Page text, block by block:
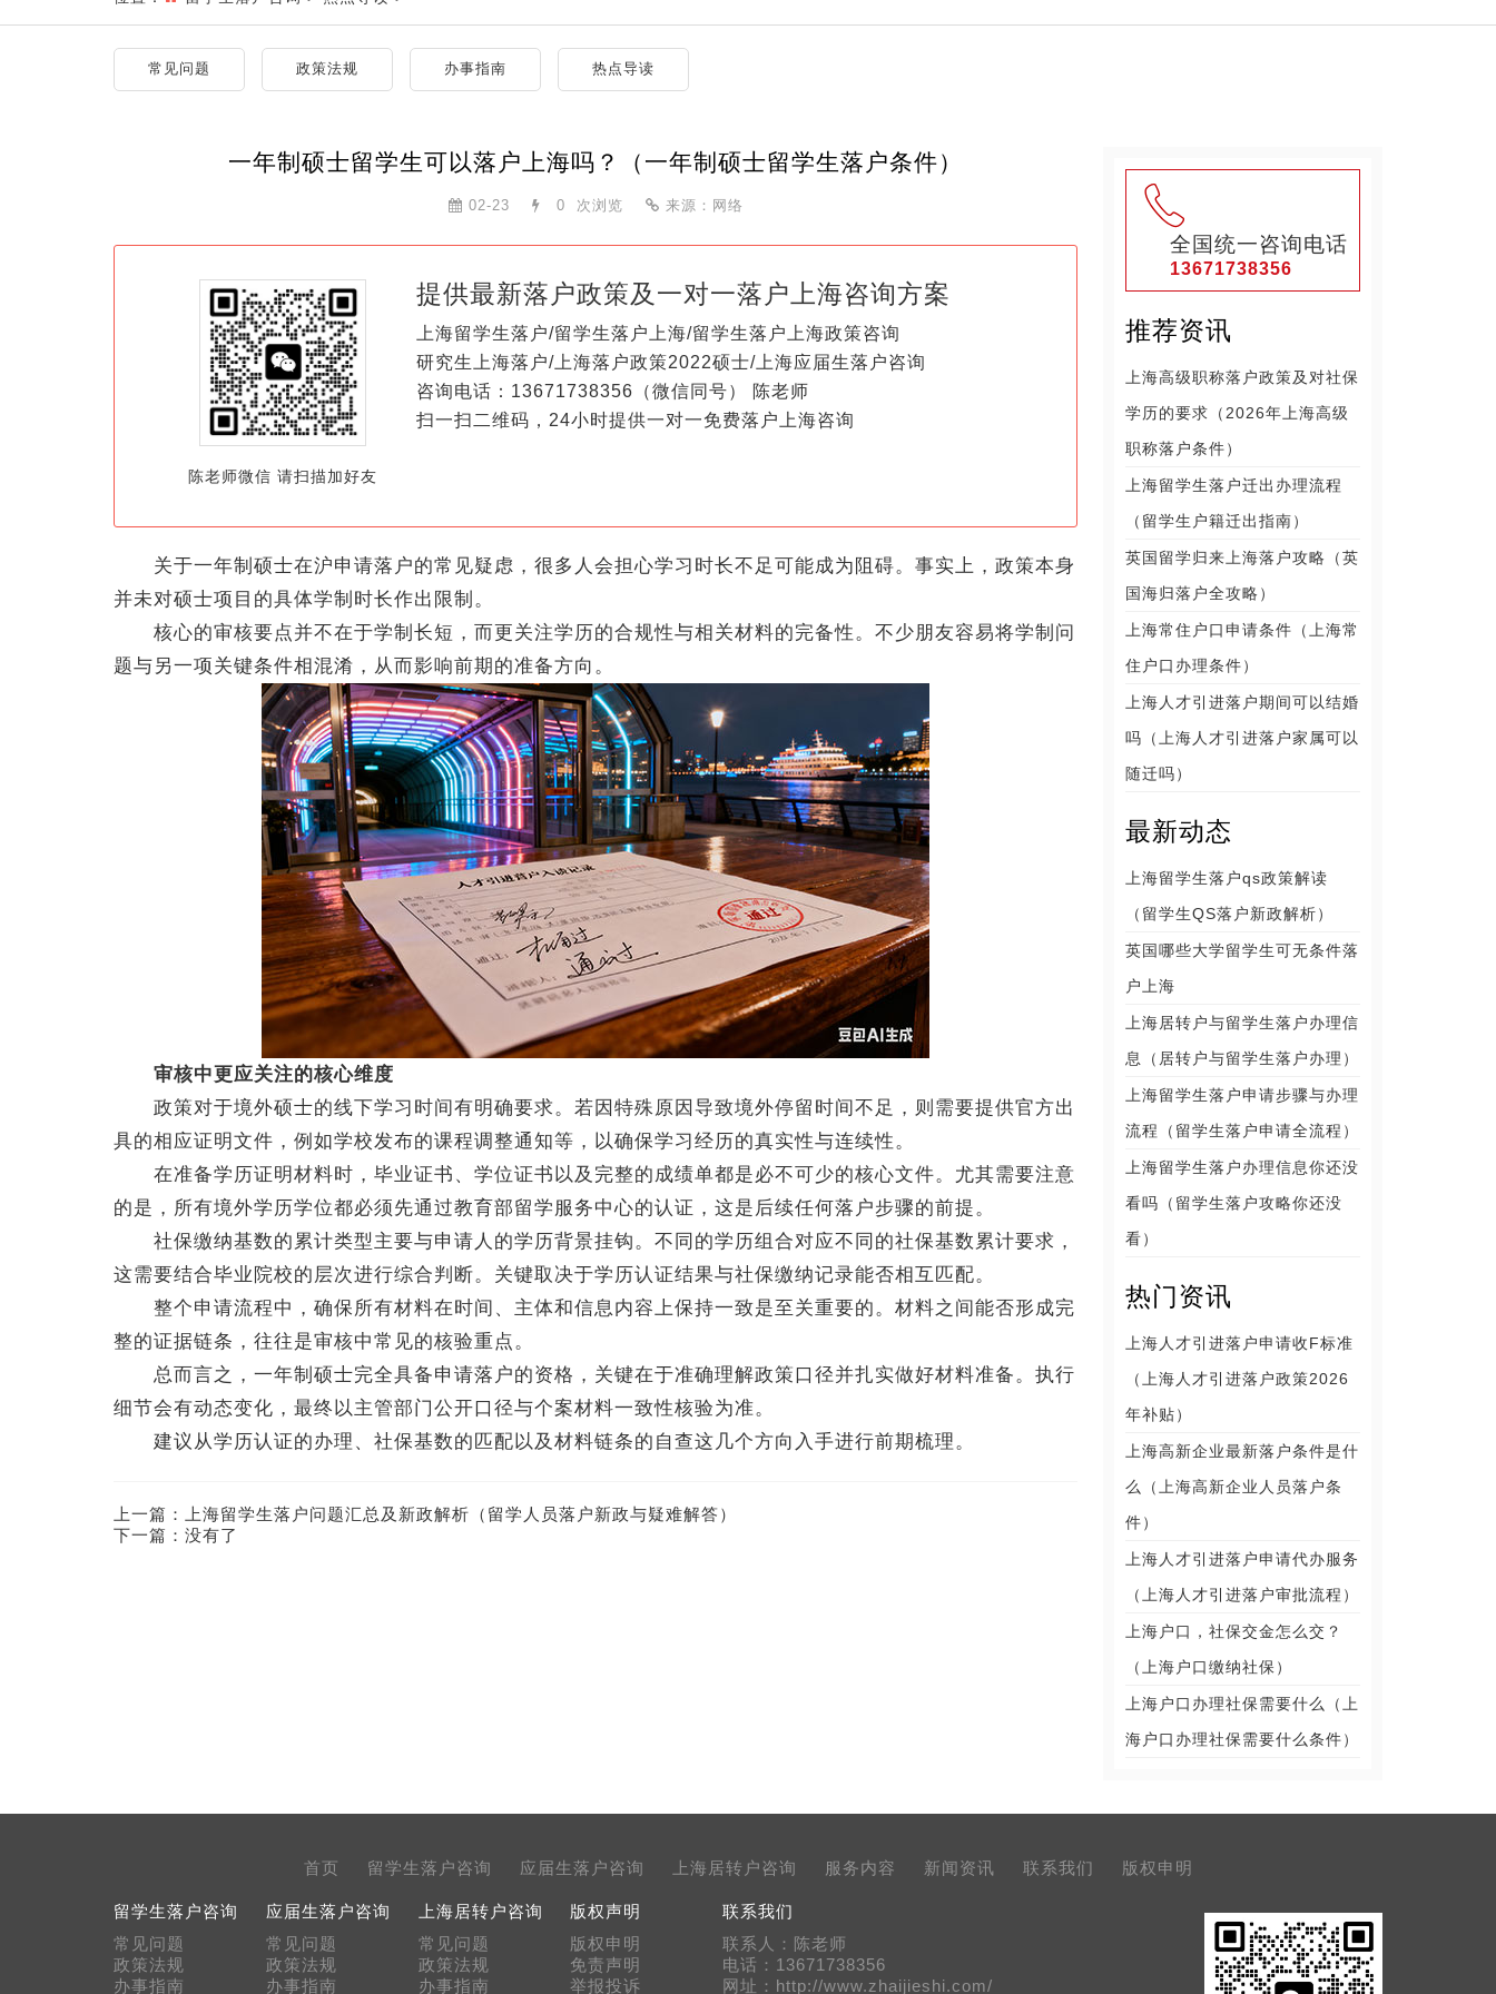
常见问题 政策法规 办事指南 热点导读
一年制硕士留学生可以落户上海吗？（一年制硕士留学生落户条件）
02-23 0 次浏览 来源：网络
陈老师微信 请扫描加好友
提供最新落户政策及一对一落户上海咨询方案
上海留学生落户/留学生落户上海/留学生落户上海政策咨询
研究生上海落户/上海落户政策2022硕士/上海应届生落户咨询
咨询电话：13671738356（微信同号） 陈老师
扫一扫二维码，24小时提供一对一免费落户上海咨询
关于一年制硕士在沪申请落户的常见疑虑，很多人会担心学习时长不足可能成为阻碍。事实上，政策本身
并未对硕士项目的具体学制时长作出限制。
核心的审核要点并不在于学制长短，而更关注学历的合规性与相关材料的完备性。不少朋友容易将学制问
题与另一项关键条件相混淆，从而影响前期的准备方向。
审核中更应关注的核心维度
政策对于境外硕士的线下学习时间有明确要求。若因特殊原因导致境外停留时间不足，则需要提供官方出
具的相应证明文件，例如学校发布的课程调整通知等，以确保学习经历的真实性与连续性。
在准备学历证明材料时，毕业证书、学位证书以及完整的成绩单都是必不可少的核心文件。尤其需要注意
的是，所有境外学历学位都必须先通过教育部留学服务中心的认证，这是后续任何落户步骤的前提。
社保缴纳基数的累计类型主要与申请人的学历背景挂钩。不同的学历组合对应不同的社保基数累计要求，
这需要结合毕业院校的层次进行综合判断。关键取决于学历认证结果与社保缴纳记录能否相互匹配。
整个申请流程中，确保所有材料在时间、主体和信息内容上保持一致是至关重要的。材料之间能否形成完
整的证据链条，往往是审核中常见的核验重点。
总而言之，一年制硕士完全具备申请落户的资格，关键在于准确理解政策口径并扎实做好材料准备。执行
细节会有动态变化，最终以主管部门公开口径与个案材料一致性核验为准。
建议从学历认证的办理、社保基数的匹配以及材料链条的自查这几个方向入手进行前期梳理。
上一篇：
上海留学生落户问题汇总及新政解析（留学人员落户新政与疑难解答）
下一篇：没有了
全国统一咨询电话
13671738356
推荐资讯
上海高级职称落户政策及对社保
学历的要求（2026年上海高级
职称落户条件）
上海留学生落户迁出办理流程
（留学生户籍迁出指南）
英国留学归来上海落户攻略（英
国海归落户全攻略）
上海常住户口申请条件（上海常
住户口办理条件）
上海人才引进落户期间可以结婚
吗（上海人才引进落户家属可以
随迁吗）
最新动态
上海留学生落户qs政策解读
（留学生QS落户新政解析）
英国哪些大学留学生可无条件落
户上海
上海居转户与留学生落户办理信
息（居转户与留学生落户办理）
上海留学生落户申请步骤与办理
流程（留学生落户申请全流程）
上海留学生落户办理信息你还没
看吗（留学生落户攻略你还没
看）
热门资讯
上海人才引进落户申请收F标准
（上海人才引进落户政策2026
年补贴）
上海高新企业最新落户条件是什
么（上海高新企业人员落户条
件）
上海人才引进落户申请代办服务
（上海人才引进落户审批流程）
上海户口，社保交金怎么交？
（上海户口缴纳社保）
上海户口办理社保需要什么（上
海户口办理社保需要什么条件）
首页 留学生落户咨询 应届生落户咨询 上海居转户咨询 服务内容 新闻资讯 联系我们 版权申明
留学生落户咨询
常见问题
政策法规
办事指南
应届生落户咨询
常见问题
政策法规
办事指南
上海居转户咨询
常见问题
政策法规
办事指南
版权声明
版权申明
免责声明
举报投诉
联系我们
联系人：陈老师
电话：13671738356
网址：http://www.zhaijieshi.com/